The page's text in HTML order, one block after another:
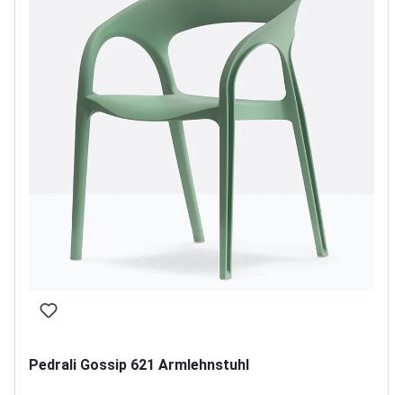
Pedrali Gossip 621 Armlehnstuhl